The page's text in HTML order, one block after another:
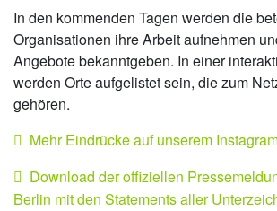
In den kommenden Tagen werden die
Organisationen ihre Arbeit aufnehmen
Angebote bekanntgeben. In einer
werden Orte aufgelistet sein, die zum
gehören.
Mehr Eindrücke auf unserem
Download der offiziellen
Berlin mit den Statements aller